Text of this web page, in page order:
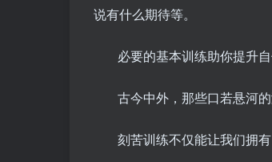
说有什么期待等。
必要的基本训练助你提升
古今中外，那些口若悬河
刻苦训练不仅能让我们拥